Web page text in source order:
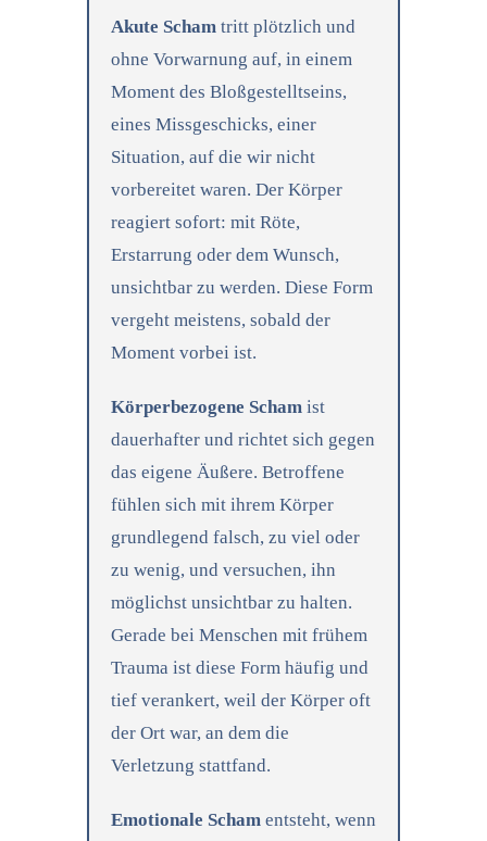
Akute Schamtritt plötzlich und
ohne Vorwarnung auf, in einem
Moment des Bloßgestelltseins,
eines Missgeschicks, einer
Situation, auf die wir nicht
vorbereitet waren. Der Körper
reagiert sofort: mit Röte,
Erstarrung oder dem Wunsch,
unsichtbar zu werden. Diese Form
vergeht meistens, sobald der
Moment vorbei ist.
Körperbezogene Schamist
dauerhafter und richtet sich gegen
das eigene Äußere. Betroffene
fühlen sich mit ihrem Körper
grundlegend falsch, zu viel oder
zu wenig, und versuchen, ihn
möglichst unsichtbar zu halten.
Gerade bei Menschen mit frühem
Trauma ist diese Form häufig und
tief verankert, weil der Körper oft
der Ort war, an dem die
Verletzung stattfand.
Emotionale Schamentsteht, wenn